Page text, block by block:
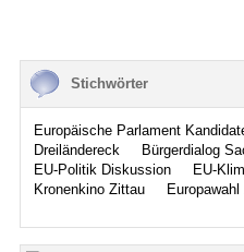
Stichwörter
Europäische Parlament
Dreiländereck
Bürgerdialog
EU-Politik Diskussion
EU-
Kronenkino Zittau
Europawahl